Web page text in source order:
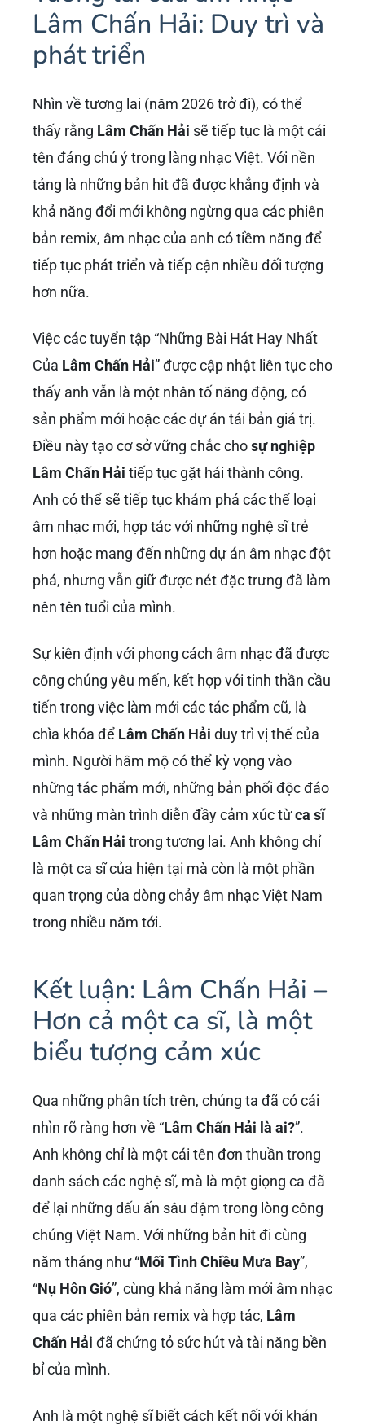
Lâm Chấn Hải: Duy trì và
phát triển
Nhìn về tương lai (năm 2026 trở đi), có thể
thấy rằng Lâm Chấn Hải sẽ tiếp tục là một cái
tên đáng chú ý trong làng nhạc Việt. Với nền
tảng là những bản hit đã được khẳng định và
khả năng đổi mới không ngừng qua các phiên
bản remix, âm nhạc của anh có tiềm năng để
tiếp tục phát triển và tiếp cận nhiều đối tượng
hơn nữa.
Việc các tuyển tập “Những Bài Hát Hay Nhất
Của Lâm Chấn Hải” được cập nhật liên tục cho
thấy anh vẫn là một nhân tố năng động, có
sản phẩm mới hoặc các dự án tái bản giá trị.
Điều này tạo cơ sở vững chắc chosự nghiệp
Lâm Chấn Hải tiếp tục gặt hái thành công.
Anh có thể sẽ tiếp tục khám phá các thể loại
âm nhạc mới, hợp tác với những nghệ sĩ trẻ
hơn hoặc mang đến những dự án âm nhạc đột
phá, nhưng vẫn giữ được nét đặc trưng đã làm
nên tên tuổi của mình.
Sự kiên định với phong cách âm nhạc đã được
công chúng yêu mến, kết hợp với tinh thần cầu
tiến trong việc làm mới các tác phẩm cũ, là
chìa khóa để Lâm Chấn Hải duy trì vị thế của
mình. Người hâm mộ có thể kỳ vọng vào
những tác phẩm mới, những bản phối độc đáo
và những màn trình diễn đầy cảm xúc từca sĩ
Lâm Chấn Hải trong tương lai. Anh không chỉ
là một ca sĩ của hiện tại mà còn là một phần
quan trọng của dòng chảy âm nhạc Việt Nam
trong nhiều năm tới.
Kết luận: Lâm Chấn Hải –
Hơn cả một ca sĩ, là một
biểu tượng cảm xúc
Qua những phân tích trên, chúng ta đã có cái
nhìn rõ ràng hơn về “Lâm Chấn Hải là ai?”.
Anh không chỉ là một cái tên đơn thuần trong
danh sách các nghệ sĩ, mà là một giọng ca đã
để lại những dấu ấn sâu đậm trong lòng công
chúng Việt Nam. Với những bản hit đi cùng
năm tháng như “Mối Tình Chiều Mưa Bay”,
“Nụ Hôn Gió”, cùng khả năng làm mới âm nhạc
qua các phiên bản remix và hợp tác, Lâm
Chấn Hải đã chứng tỏ sức hút và tài năng bền
bỉ của mình.
Anh là một nghệ sĩ biết cách kết nối với khán